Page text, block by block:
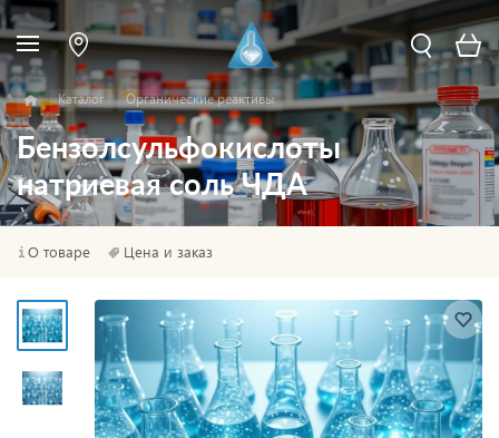
Каталог Органические реактивы
Бензолсульфокислоты
натриевая соль ЧДА
О товаре Цена и заказ